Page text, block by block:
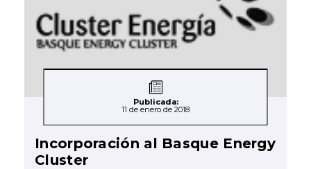
Publicada:
11 de enero de 2018
Incorporación al Basque Energy
Cluster